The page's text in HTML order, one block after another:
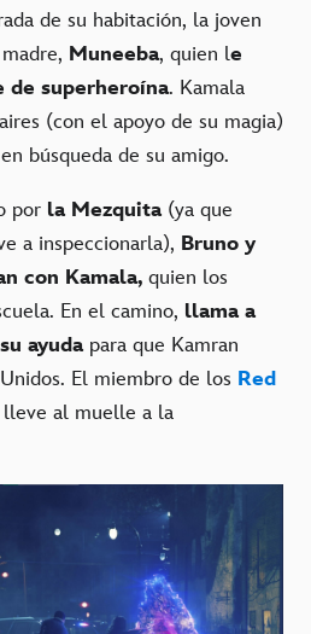
de su habitación, la joven
Muneeba, quien le
de superheroína. Kamala
(con el apoyo de su magia)
búsqueda de su amigo.
por la Mezquita(ya que
a inspeccionarla), Bruno y
con Kamala, quien los
En el camino, llama a
ayudapara que Kamran
El miembro de los Red
al muelle a la